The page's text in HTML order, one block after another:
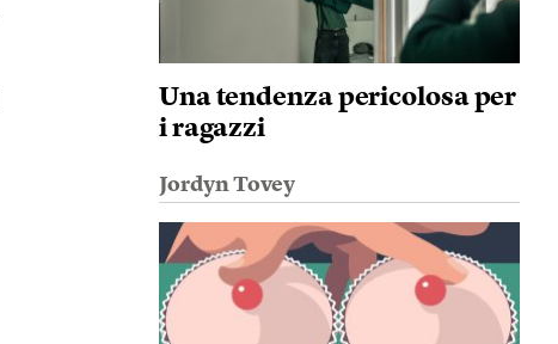
Una tendenza pericolosa per
i ragazzi
Jordyn Tovey